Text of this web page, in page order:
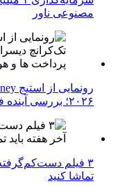
مصنوعی ناور
۲۰۲۶؛ بررسی آینده فین‌تک، پرداخت‌ ها و هوش مصنوعی
۳ فیلم
تماشا کنید